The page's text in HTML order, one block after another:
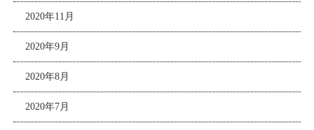
2020年11月
2020年9月
2020年8月
2020年7月